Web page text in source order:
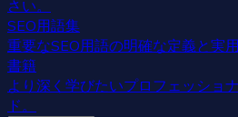
さい。
SEO用語集
重要なSEO用語の明確な定義と実用
書籍
より深く学びたいプロフェッショ
ド。